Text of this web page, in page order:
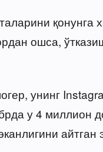
ошса,
унинг
у 4 миллион
айтган